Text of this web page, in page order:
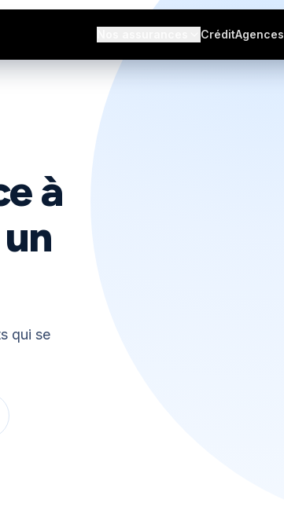
CréditAgences
à
qui se